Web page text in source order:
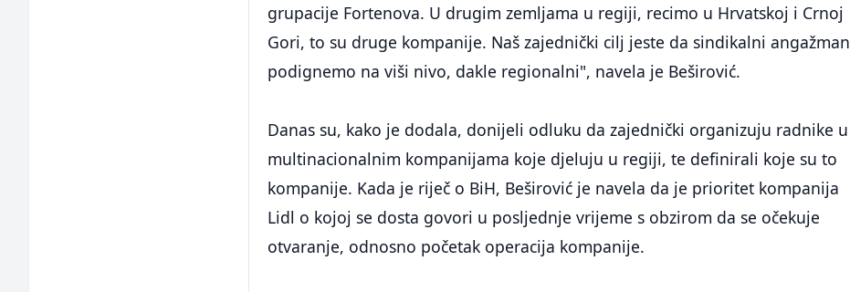
grupacije Fortenova. U drugim zemljama u regiji, recimo u Hrvatskoj i Crnoj
Gori, to su druge kompanije. Naš zajednički cilj jeste da sindikalni angažman
podignemo na viši nivo, dakle regionalni", navela je Beširović.
Danas su, kako je dodala, donijeli odluku da zajednički organizuju radnike u
multinacionalnim kompanijama koje djeluju u regiji, te definirali koje su to
kompanije. Kada je riječ o BiH, Beširović je navela da je prioritet kompanija
Lidl o kojoj se dosta govori u posljednje vrijeme s obzirom da se očekuje
otvaranje, odnosno početak operacija kompanije.